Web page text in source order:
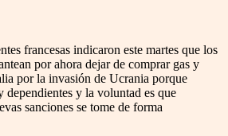
francesas indicaron este martes que los
por ahora dejar de comprar gas y
por la invasión de Ucrania porque
dependientes y la voluntad es que
sanciones se tome de forma